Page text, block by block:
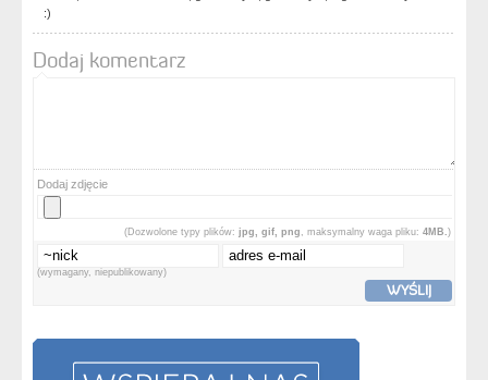
:)
Dodaj komentarz
Dodaj zdjęcie
(Dozwolone typy plików: jpg, gif, png , maksymalny waga pliku: 4MB. )
(wymagany, niepublikowany)
WYŚLIJ